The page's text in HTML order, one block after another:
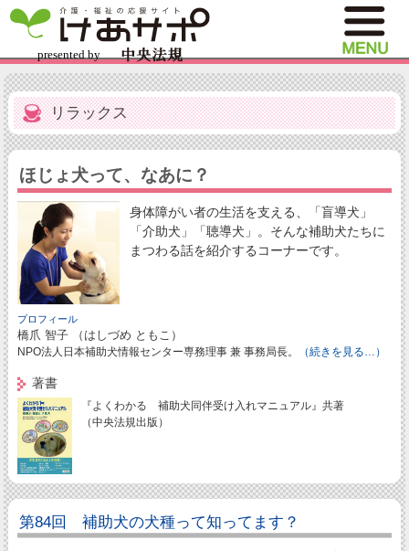
リラックス
ほじょ犬って、なあに？
身体障がい者の生活を支える、「盲導犬」
「介助犬」「聴導犬」。そんな補助犬たちに
まつわる話を紹介するコーナーです。
プロフィール
橋爪 智子 （はしづめ ともこ）
NPO法人日本補助犬情報センター専務理事 兼 事務局長。 （続きを見る…）
著書
『よくわかる 補助犬同伴受け入れマニュアル』共著
（中央法規出版）
第84回 補助犬の犬種って知ってます？